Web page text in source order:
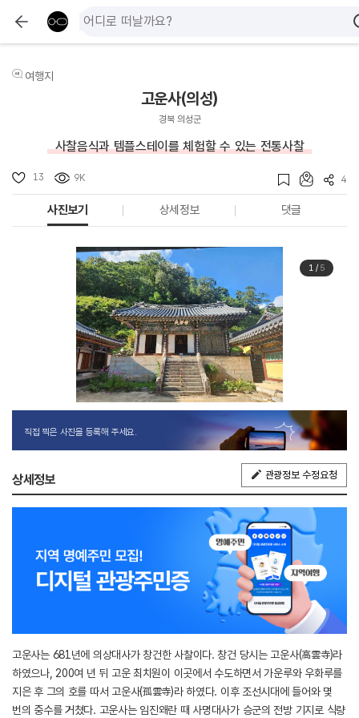
여행지
고운사(의성)
경북 의성군
사찰음식과 템플스테이를 체험할 수 있는 전통사찰
13 9K 4
사진보기 상세정보 댓글
1/ 5
직접 찍은 사진을 등록해 주세요.
상세정보 관광정보 수정요청
고운사는 681년에 의상대사가 창건한 사찰이다. 창건 당시는 고운사(高雲寺)라
하였으나, 200여 년 뒤 고운 최치원이 이곳에서 수도하면서 가운루와 우화루를
지은 후 그의 호를 따서 고운사(孤雲寺)라 하였다. 이후 조선시대에 들어와 몇
번의 중수를 거쳤다. 고운사는 임진왜란 때 사명대사가 승군의 전방 기지로 식량